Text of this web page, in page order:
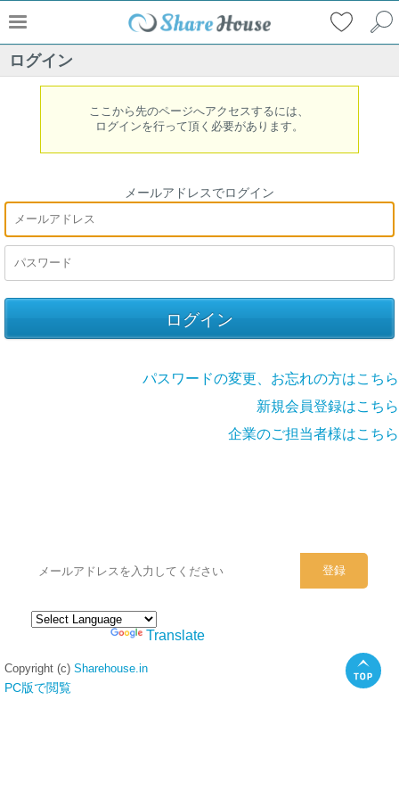
ログイン
ここから先のページへアクセスするには、
ログインを行って頂く必要があります。
メールアドレスでログイン
パスワードの変更、お忘れの方はこちら
新規会員登録はこちら
企業のご担当者様はこちら
Translate
Copyright (c) Sharehouse.in
PC版で閲覧